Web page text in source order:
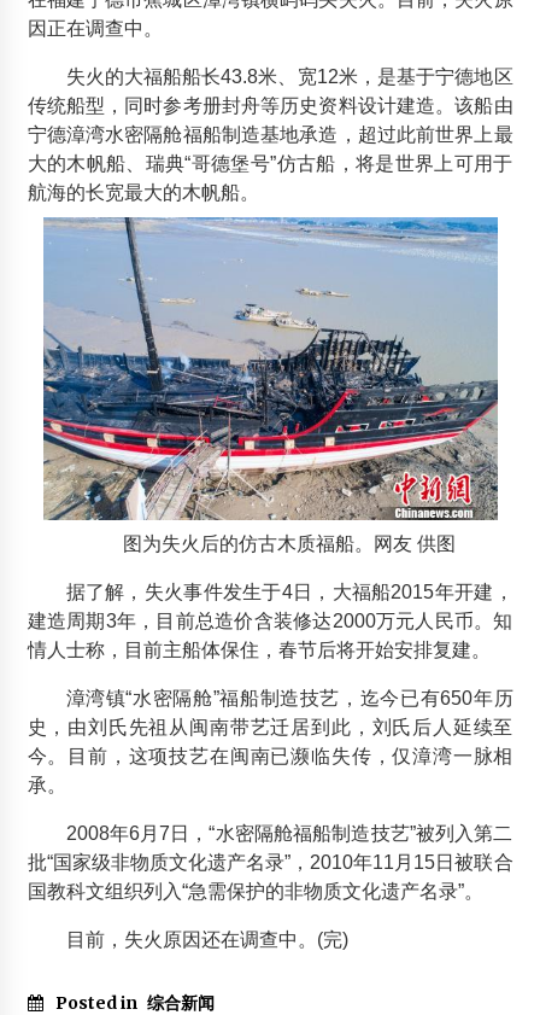
启东千年木结构古刹突遭大火
2012年6月5日
江苏口岸锯材进口量三年来首次下降
2013年9月26日
国内市场木结构兴起 美国黄松进入我国市场
2013年9月19日
广东木凉亭厂家
2015年6月7日
因正在调查中。
失火的大福船船长43.8米、宽12米，是基于宁德地区
传统船型，同时参考册封舟等历史资料设计建造。该船由
宁德漳湾水密隔舱福船制造基地承造，超过此前世界上最
大的木帆船、瑞典“哥德堡号”仿古船，将是世界上可用于
航海的长宽最大的木帆船。
图为失火后的仿古木质福船。网友 供图
据了解，失火事件发生于4日，大福船2015年开建，
建造周期3年，目前总造价含装修达2000万元人民币。知
情人士称，目前主船体保住，春节后将开始安排复建。
漳湾镇“水密隔舱”福船制造技艺，迄今已有650年历
史，由刘氏先祖从闽南带艺迁居到此，刘氏后人延续至
今。目前，这项技艺在闽南已濒临失传，仅漳湾一脉相
承。
2008年6月7日，“水密隔舱福船制造技艺”被列入第二
批“国家级非物质文化遗产名录”，2010年11月15日被联合
国教科文组织列入“急需保护的非物质文化遗产名录”。
目前，失火原因还在调查中。(完)
Posted in 综合新闻